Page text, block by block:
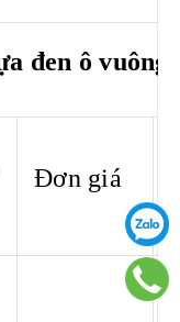
đen ô vuông
Đơn giá